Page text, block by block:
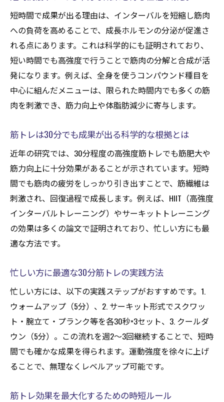
短時間で成果が出る理由は、インターバルを短縮し筋肉
への負荷を高めることで、成長ホルモンの分泌が促進さ
れる点にあります。これは科学的にも証明されており、
短い時間でも高強度で行うことで筋肉の分解と合成が活
発になります。例えば、全身を使うコンパウンド種目を
中心に組んだメニューは、限られた時間内でも多くの筋
肉を刺激でき、筋力向上や体脂肪減少に寄与します。
筋トレは30分でも成果が出る科学的な根拠とは
近年の研究では、30分程度の高強度筋トレでも筋肥大や
筋力向上に十分効果があることが示されています。短時
間でも筋肉の疲労をしっかり引き出すことで、筋繊維は
刺激され、回復過程で成長します。例えば、HIIT（高強度
インターバルトレーニング）やサーキットトレーニング
の効果は多くの論文で証明されており、忙しい方にも最
適な方法です。
忙しい方に最適な30分筋トレの実践方法
忙しい方には、以下の実践ステップがおすすめです。1.
ウォームアップ（5分）、2. サーキット形式でスクワッ
ト・腕立て・プランク等を各30秒×3セット、3. クールダ
ウン（5分）。この流れを週2～3回継続することで、短時
間でも確かな成果を得られます。運動強度を徐々に上げ
ることで、無理なくレベルアップ可能です。
筋トレ効果を最大化するための時短ルール